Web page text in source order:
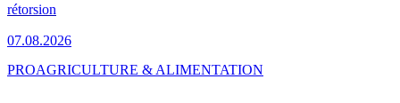
rétorsion
07.08.2026
PROAGRICULTURE & ALIMENTATION